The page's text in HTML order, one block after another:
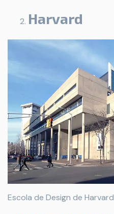
Harvard
Escola de Design de Harvard